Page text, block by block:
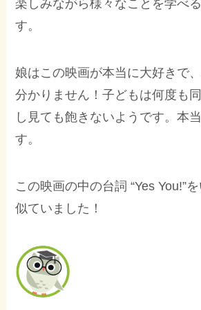
楽しみながら様々なことを学べ
す。
娘はこの映画が本当に大好きで
分かりません！子どもは何度も
し見ても飽きないようです。本
す。
この映画の中の台詞 “Yes You!”
似ていました！